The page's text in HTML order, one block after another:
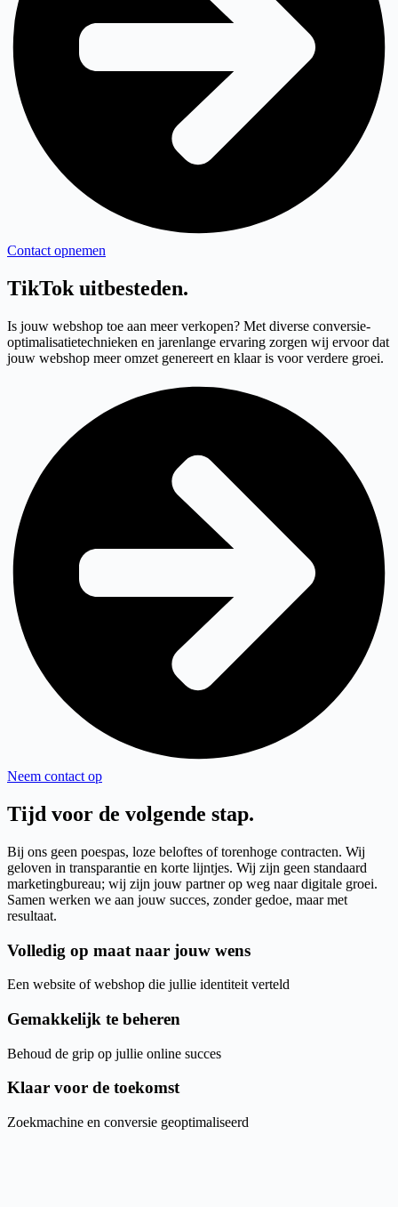
Contact opnemen
TikTok uitbesteden.
Is jouw webshop toe aan meer verkopen? Met diverse conversie-
optimalisatietechnieken en jarenlange ervaring zorgen wij ervoor dat
jouw webshop meer omzet genereert en klaar is voor verdere groei.
Neem contact op
Tijd voor de volgende stap.
Bij ons geen poespas, loze beloftes of torenhoge contracten. Wij
geloven in transparantie en korte lijntjes. Wij zijn geen standaard
marketingbureau; wij zijn jouw partner op weg naar digitale groei.
Samen werken we aan jouw succes, zonder gedoe, maar met
resultaat.
Volledig op maat naar jouw wens
Een website of webshop die jullie identiteit verteld
Gemakkelijk te beheren
Behoud de grip op jullie online succes
Klaar voor de toekomst
Zoekmachine en conversie geoptimaliseerd